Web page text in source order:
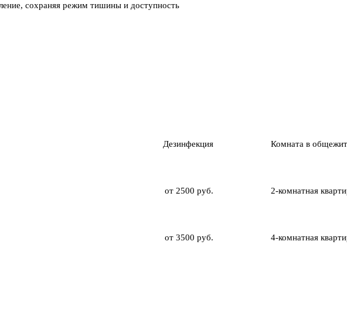
сохраняя режим тишины и доступность
Дезинфекция Комната в
от 2500 руб. 2-комнатная
от 3500 руб. 4-комнатная